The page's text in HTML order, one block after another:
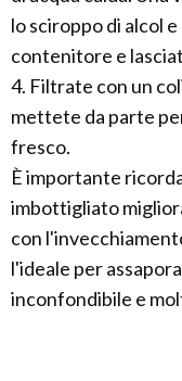
lo sciroppo di alcol
contenitore e
4. Filtrate con un
mettete da parte
fresco.
È importante
imbottigliato
con
l'ideale per
inconfondibile e